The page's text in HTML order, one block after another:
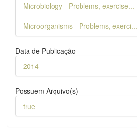
Microbiology - Problems, exercise...
Microorganisms - Problems, exerci...
Data de Publicação
2014
Possuem Arquivo(s)
true